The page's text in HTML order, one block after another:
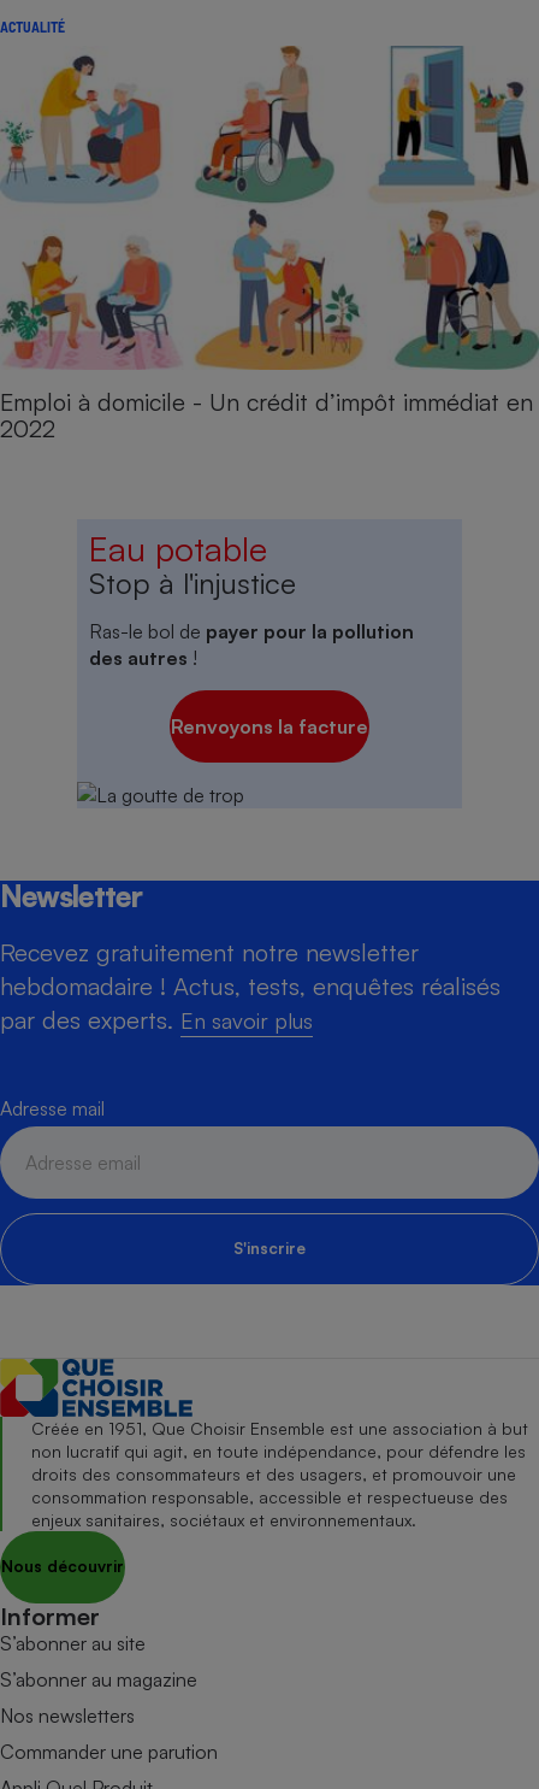
ACTUALITÉ
Emploi à domicile - Un crédit d’impôt immédiat en
2022
Eau potable
Stop à l'injustice
Ras-le bol de payer pour la pollution
des autres !
Renvoyons la facture
Newsletter
Recevez gratuitement notre newsletter
hebdomadaire ! Actus, tests, enquêtes réalisés
par des experts. En savoir plus
Adresse mail
S'inscrire
Créée en 1951, Que Choisir Ensemble est une association à but
non lucratif qui agit, en toute indépendance, pour défendre les
droits des consommateurs et des usagers, et promouvoir une
consommation responsable, accessible et respectueuse des
enjeux sanitaires, sociétaux et environnementaux.
Nous découvrir
Informer
S’abonner au site
S’abonner au magazine
Nos newsletters
Commander une parution